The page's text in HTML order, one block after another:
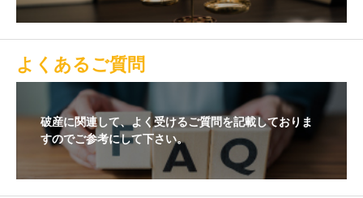
よくあるご質問
破産に関連して、よく受けるご質問を記載しておりま
すのでご参考にして下さい。